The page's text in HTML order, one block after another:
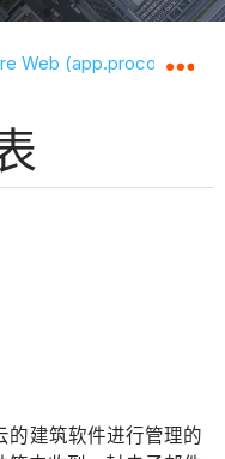
Web
的建筑软件进行管理的